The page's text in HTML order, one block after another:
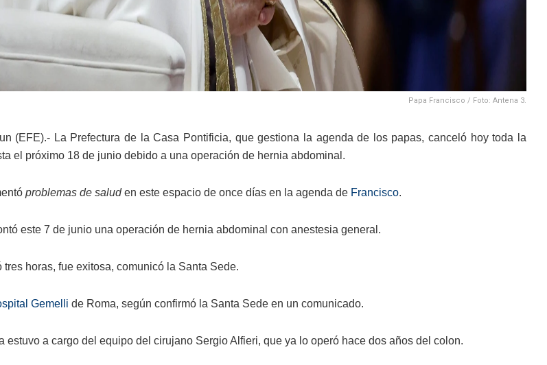
Papa Francisco / Foto: Antena 3.
(EFE).- La Prefectura de la Casa Pontificia, que gestiona la agenda de los papas, canceló hoy toda la
el próximo 18 de junio debido a una operación de hernia abdominal.
problemas de saluden este espacio de once días en la agenda de Francisco.
este 7 de junio una operación de hernia abdominal con anestesia general.
tres horas, fue exitosa, comunicó la Santa Sede.
Gemelli de Roma, según confirmó la Santa Sede en un comunicado.
estuvo a cargo del equipo del cirujano Sergio Alfieri, que ya lo operó hace dos años del colon.